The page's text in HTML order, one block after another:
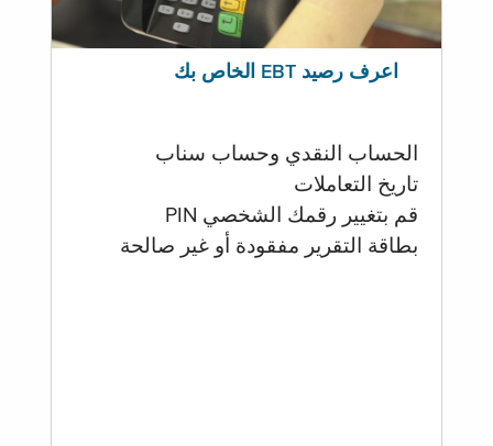
اعرف رصيد EBT الخاص بك
الحساب النقدي وحساب سناب
تاريخ التعاملات
قم بتغيير رقمك الشخصي PIN
بطاقة التقرير مفقودة أو غير صالحة